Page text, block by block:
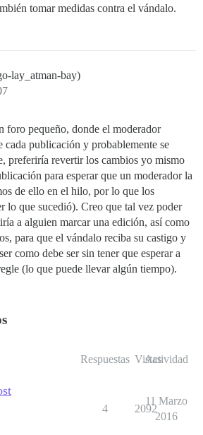
tomar medidas contra el vándalo.
lay_atman-bay)
foro pequeño, donde el moderador
cada publicación y probablemente se
preferiría revertir los cambios yo mismo
para esperar que un moderador la
de ello en el hilo, por lo que los
lo que sucedió). Creo que tal vez poder
a alguien marcar una edición, así como
para que el vándalo reciba su castigo y
como debe ser sin tener que esperar a
(lo que puede llevar algún tiempo).
Respuestas Vistas
Actividad
4 2092
11 Marzo
2016